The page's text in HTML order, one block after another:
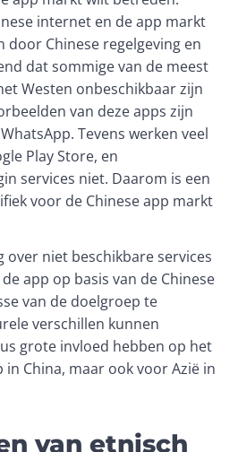
internet en de app markt
door Chinese regelgeving en
dat sommige van de meest
Westen onbeschikbaar zijn
van deze apps zijn
Tevens werken veel
Play Store, en
services niet. Daarom is een
voor de Chinese app markt
over niet beschikbare services
app op basis van de Chinese
van de doelgroep te
verschillen kunnen
grote invloed hebben op het
China, maar ook voor Azië in
van etnisch